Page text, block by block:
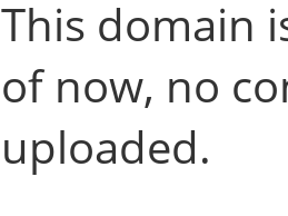
This domain
of now, no
uploaded.